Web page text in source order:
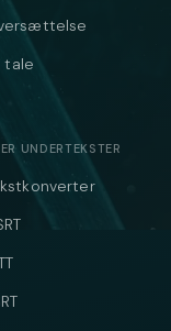
tale
UNDERTEKSTER